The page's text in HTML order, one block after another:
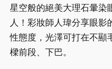
星空般的絕美大理石暈染
人！彩妝師人瑋分享眼影
性態度，光澤可打在不顯
樑前段、下巴。